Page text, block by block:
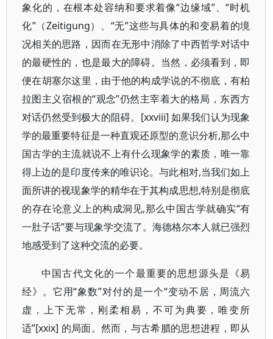
象化的，在根本处容纳和要求着像“边缘域”、“时机
化”（Zeitigung）、“无”这些与具体的和变易着的境
况相关的思路，因而在无形中消除了中西哲学对话中
的最硬性的，也是最大的障碍。当然，必须看到，即
便在胡塞尔这里，由于他的构成学说的不彻底，有柏
拉图主义宿根的“观念”仍然主宰着大的格局，东西方
对话仍然受到极大的阻碍。[xxviii] 如果我们认为现象
学的最重要特征是一种直观还原型的意识分析,那么中
国古学的主流就说不上有什么现象学的素质，唯一靠
得上边的是印度传来的唯识论。与此相对,当我们如上
面所讲的视现象学的精华在于其构成思想,特别是彻底
的存在论意义上的构成洞见,那么中国古学就确实“有
一肚子话”要与现象学交流了。海德格尔本人就已强烈
地感受到了这种交流的必要。
中国古代文化的一个最重要的思想源头是《易
经》。它用“象数”对付的是一个“变动不居，周流六
虚，上下无常，刚柔相易，不可为典要，唯变所
适”[xxix] 的局面。然而，与古希腊的思想进程，即从